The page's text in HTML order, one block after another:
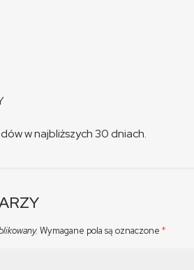
w najbliższych 30 dniach.
Wymagane pola są oznaczone *